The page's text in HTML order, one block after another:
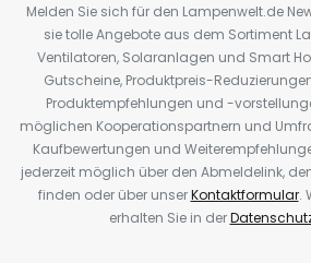
Melden Sie sich für den Lampenwelt.de
sie tolle Angebote aus dem Sortiment
Ventilatoren, Solaranlagen und Smart
Gutscheine, Produktpreis-
Produktempfehlungen und -
möglichen Kooperationspartnern und
Kaufbewertungen und
jederzeit möglich über den Abmeldelink,
finden oder über unserKontaktformular.
erhalten Sie in der